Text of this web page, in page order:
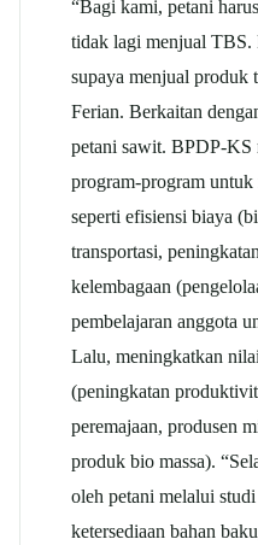
“Bagi kami, petani
tidak lagi menjual TBS.
supaya menjual produk
Ferian. Berkaitan
petani sawit. BPDP-KS
program-program
seperti efisiensi biaya
transportasi,
kelembagaan
pembelajaran anggota
Lalu, meningkatkan
(peningkatan
peremajaan, produsen
produk bio massa).
oleh petani melalui
ketersediaan bahan